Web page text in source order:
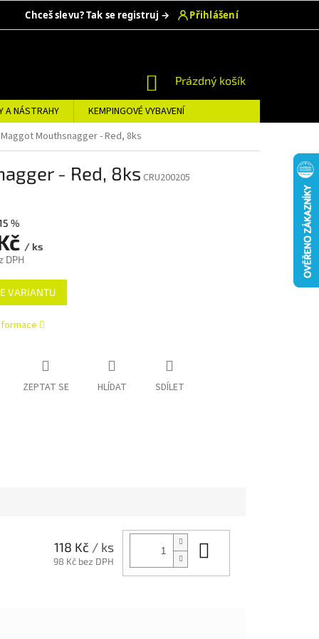
NÁKUPNÍ
KOŠÍK
Prázdný košík
A NÁSTRAHY
KEMPINGOVÉ VYBAVENÍ
Mouthsnagger - Red, 8ks
- Red, 8ks CRU200205
%
/ ks
DPH
VARIANTU
ZEPTAT SE HLÍDAT SDÍLET
118 Kč / ks
98 Kč bez DPH